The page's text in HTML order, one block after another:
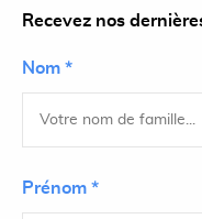
Recevez nos
Nom *
Prénom *